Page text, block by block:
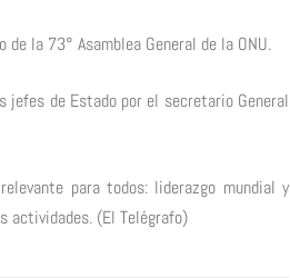
la 73° Asamblea General de la ONU.
jefes de Estado por el secretario General
para todos: liderazgo mundial y
actividades. (El Telégrafo)